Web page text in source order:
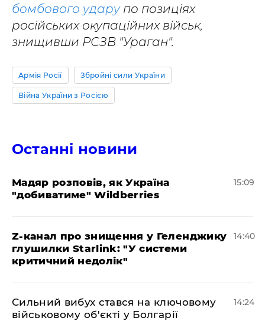
бомбового ударупо позиціях
російських окупаційних військ,
знищивши РСЗВ "Ураган".
Армія Росії Збройні сили України
Війна України з Росією
Останні новини
Мадяр розповів, як Україна
"добиватиме" Wildberries
15:09
Z-канал про знищення у Геленджику
глушилки Starlink: "У системи
критичний недолік"
14:40
Сильний вибух стався на ключовому
військовому об'єкті у Болгарії
14:24